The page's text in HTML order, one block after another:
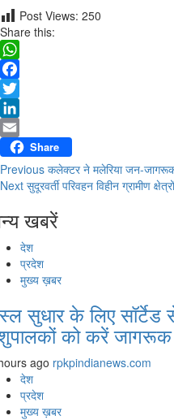
Post Views: 250
Share this:
WhatsApp
Facebook
Twitter
LinkedIn
Email Share
Continue
Previous कलेक्टर ने मलेरिया जन-
Next सुदूरवर्ती परिवहन विहीन ग्रामीण
खबरें
देश
प्रदेश
मुख्य ख़बर
सुधार के लिए
को करें जागरूक
ago rpkpindianews.com
देश
प्रदेश
मुख्य ख़बर